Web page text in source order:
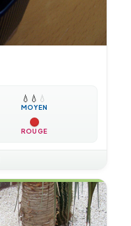
💧 💧 💧
MOYEN
ROUGE